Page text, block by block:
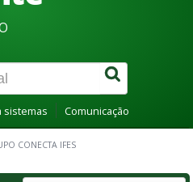
sistemas Comunicação
CONECTA IFES